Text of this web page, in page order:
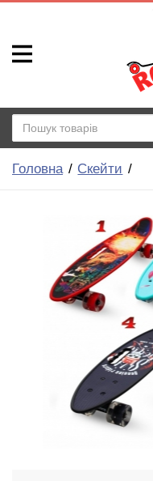
Головна Скейти